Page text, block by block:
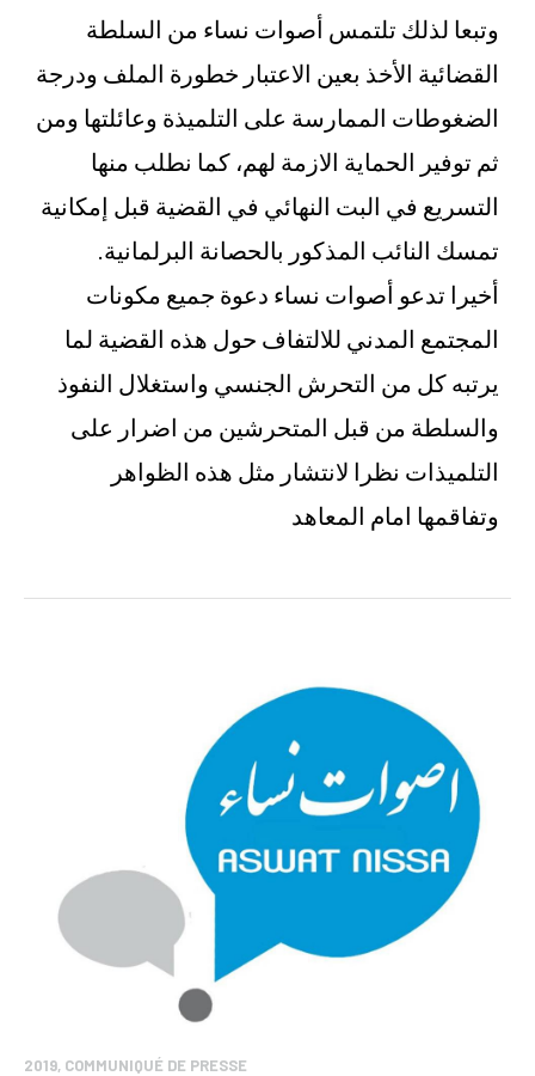
وتبعا لذلك تلتمس أصوات نساء من السلطة
القضائية الأخذ بعين الاعتبار خطورة الملف ودرجة
الضغوطات الممارسة على التلميذة وعائلتها ومن
ثم توفير الحماية الازمة لهم، كما نطلب منها
التسريع في البت النهائي في القضية قبل إمكانية
تمسك النائب المذكور بالحصانة البرلمانية.
أخيرا تدعو أصوات نساء دعوة جميع مكونات
المجتمع المدني للالتفاف حول هذه القضية لما
يرتبه كل من التحرش الجنسي واستغلال النفوذ
والسلطة من قبل المتحرشين من اضرار على
التلميذات نظرا لانتشار مثل هذه الظواهر
وتفاقمها امام المعاهد
2019, COMMUNIQUÉ DE PRESSE